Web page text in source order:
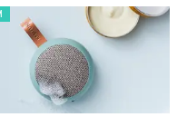
やすく、これからの季節
SAMSØ」コレクション。
こいのプロダクトではな